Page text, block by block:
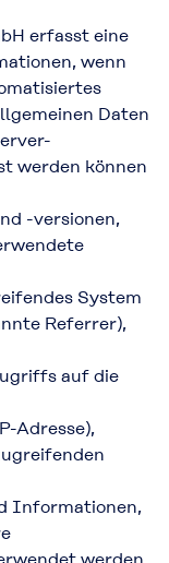
erfasst eine
wenn
Daten
werden können
-versionen,
System
Referrer),
auf die
Adresse),
Informationen,